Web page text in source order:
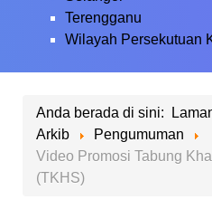
Terengganu
Wilayah Persekutuan
Anda berada di sini:
Arkib
Pengumuman
Video Promosi Tabung
(TKHS)